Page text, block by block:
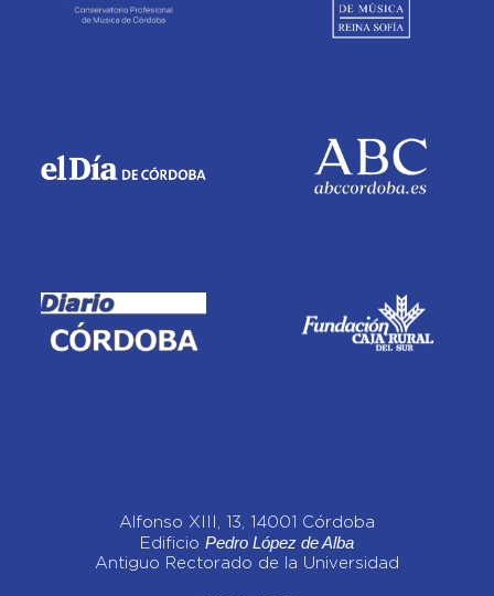
Alfonso XIII, 13, 14001 Córdoba
Edificio Pedro López de Alba
Antiguo Rectorado de la Universidad